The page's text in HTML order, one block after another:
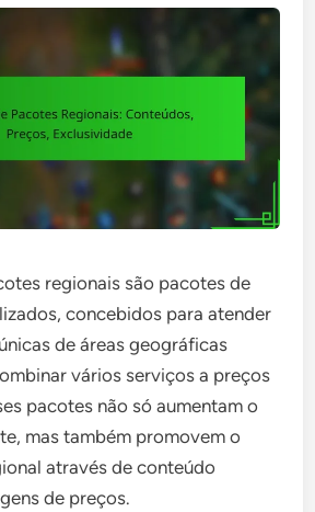
regionais são pacotes de
concebidos para atender
de áreas geográficas
vários serviços a preços
pacotes não só aumentam o
mas também promovem o
através de conteúdo
de preços.